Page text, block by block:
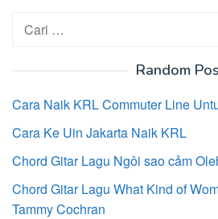
Cari
untuk:
Random
Cara Naik KRL Commuter Line
Cara Ke Uin Jakarta Naik KRL
Chord Gitar Lagu Ngôi sao cảm
Chord Gitar Lagu What Kind of
Tammy Cochran